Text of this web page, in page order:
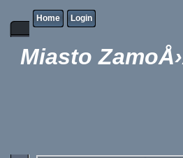
Home Login
Miasto